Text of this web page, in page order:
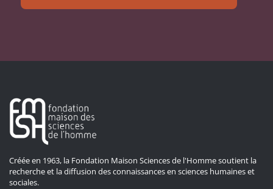
Créée en 1963, la Fondation Maison Sciences de l'Homme soutient la
recherche et la diffusion des connaissances en sciences humaines et
sociales.